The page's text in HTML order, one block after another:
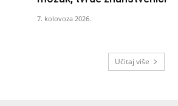
7. kolovoza 2026.
Učitaj više